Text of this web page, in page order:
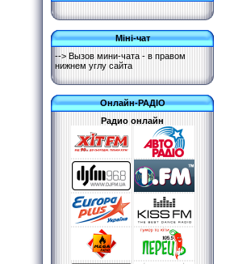
Міні-чат
--> Вызов мини-чата - в правом
нижнем углу сайта
Онлайн-РАДІО
Радио онлайн